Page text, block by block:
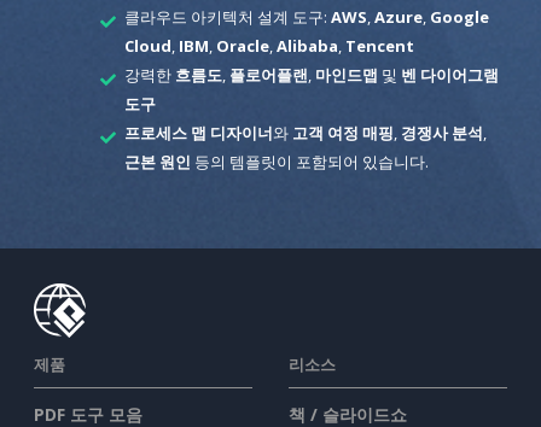
클라우드 아키텍처 설계 도구: AWS Azure, Google
Cloud IBM Oracle, Alibaba Tencent
강력한 흐름도 플로어플랜 마인드맵 및 벤 다이어그램
도구
프로세스 맵 디자이너와 고객 여정 매핑 경쟁사 분석
근본 원인 등의 템플릿이 포함되어 있습니다.
제품
PDF 도구 모음
리소스
책 / 슬라이드쇼